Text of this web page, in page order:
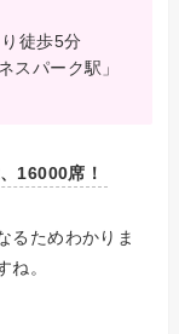
徒歩5分
スパーク駅」
16000席！
るためわかりま
ね。